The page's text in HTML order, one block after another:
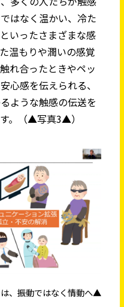
はなく温かい、冷た
いったさまざまな感
温もりや潤いの感覚
れ合ったときやペッ
心感を伝えられる、
ような触感の伝送を
。（▲写真3▲）
、振動ではなく情動へ▲